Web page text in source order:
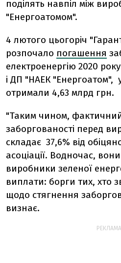
поділять навпіл між
"Енергоатомом".
4 лютого цьогоріч
розпочало погашення
електроенергію 2020
і ДП "НАЕК "Енергоатом",
отримали 4,63 млрд грн.
"Таким чином,
заборгованості перед
складає 37,6% від
асоціації. Водночас,
виробники зеленої
виплати: борги тих, хто
щодо стягнення
визнає.